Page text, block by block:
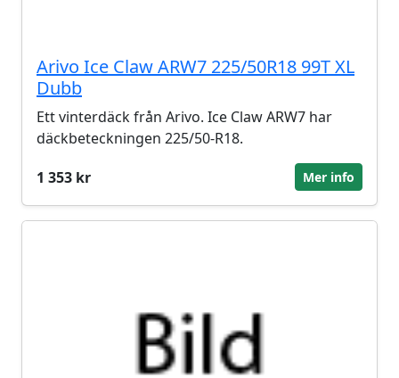
Arivo Ice Claw ARW7 225/50R18 99T XL
Dubb
Ett vinterdäck från Arivo. Ice Claw ARW7 har
däckbeteckningen 225/50-R18.
1 353 kr
Mer info